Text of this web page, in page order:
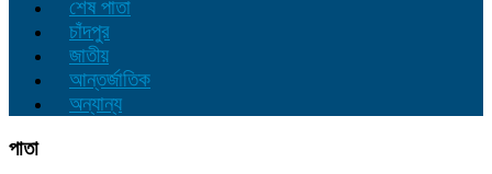
শেষ পাতা
চাঁদপুর
জাতীয়
আন্তর্জাতিক
অন্যান্য
পাতা